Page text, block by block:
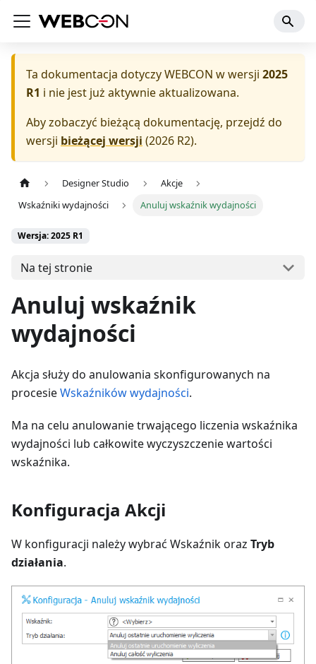
Ta dokumentacja dotyczyWEBCON w wersji 2025
R1 i nie jest już aktywnie aktualizowana.
Aby zobaczyć bieżącą dokumentację, przejdź do
wersji bieżącej wersji (2026 R2).
Designer Studio
Akcje
Wskaźniki wydajności
Anuluj wskaźnik wydajności
Wersja: 2025 R1
Na tej stronie
Anuluj wskaźnik
wydajności
Akcja służy do anulowania skonfigurowanych na
procesieWskaźników wydajności.
Ma na celu anulowanie trwającego liczenia wskaźnika
wydajności lub całkowite wyczyszczenie wartości
wskaźnika.
Konfiguracja Akcji
W konfiguracji należy wybrać Wskaźnik oraz Tryb
działania.